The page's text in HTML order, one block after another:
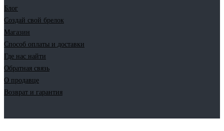
Блог
Создай свой брелок
Магазин
Способ оплаты и доставки
Где нас найти
Обратная связь
О продавце
Возврат и гарантия